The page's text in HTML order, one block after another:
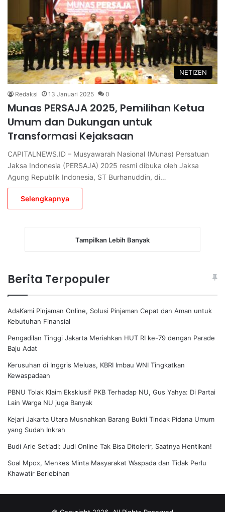
NETIZEN
Redaksi 13 Januari 2025 0
Munas PERSAJA 2025, Pemilihan Ketua
Umum dan Dukungan untuk
Transformasi Kejaksaan
CAPITALNEWS.ID – Musyawarah Nasional (Munas) Persatuan
Jaksa Indonesia (PERSAJA) 2025 resmi dibuka oleh Jaksa
Agung Republik Indonesia, ST Burhanuddin, di…
Selengkapnya
Tampilkan Lebih Banyak
Berita Terpopuler
AdaKami Pinjaman Online, Solusi Pinjaman Cepat dan Aman untuk
Kebutuhan Finansial
Pengadilan Tinggi Jakarta Meriahkan HUT RI ke-79 dengan Parade
Baju Adat
Kerusuhan di Inggris Meluas, KBRI Imbau WNI Tingkatkan
Kewaspadaan
PBNU Tolak Klaim Eksklusif PKB Terhadap NU, Gus Yahya: Di Partai
Lain Warga NU juga Banyak
Kejari Jakarta Utara Musnahkan Barang Bukti Tindak Pidana Umum
yang Sudah Inkrah
Budi Arie Setiadi: Judi Online Tak Bisa Ditolerir, Saatnya Hentikan!
Soal Mpox, Menkes Minta Masyarakat Waspada dan Tidak Perlu
Khawatir Berlebihan